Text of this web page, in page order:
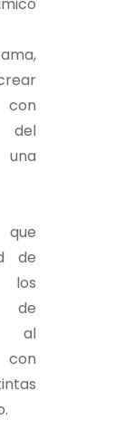
del
de
los
de
al